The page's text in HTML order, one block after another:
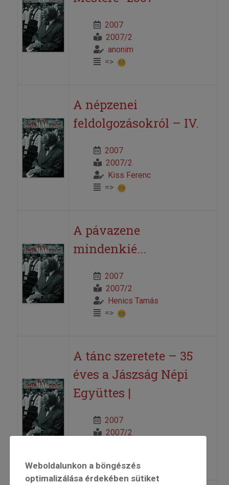
2007
2007/2
anonim
=>
A népzenei
feldolgozásokról – IV.
2007
2007/2
Kiss Ferenc
=>
A pávazene
mindenkié...
2007
2007/2
Henics Tamás
=>
A tánc szeretete – 35
éves a Jászság Népi
Együttes |
2007
2007/2
Weboldalunkon a böngészés
optimalizálása érdekében sütiket